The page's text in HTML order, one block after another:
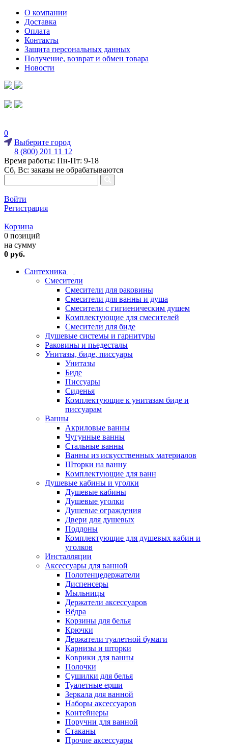
О компании
Доставка
Оплата
Контакты
Защита персональных данных
Получение, возврат и обмен товара
Новости
0
Выберите город
8 (800) 201 11 12
Время работы: Пн-Пт: 9-18
Сб, Вс: заказы не обрабатываются
Войти
Регистрация
Корзина
0 позиций
на сумму
0 руб.
Сантехника
Смесители
Смесители для раковины
Смесители для ванны и душа
Смесители с гигиеническим душем
Комплектующие для смесителей
Смесители для биде
Душевые системы и гарнитуры
Раковины и пьедесталы
Унитазы, биде, писсуары
Унитазы
Биде
Писсуары
Сиденья
Комплектующие к унитазам биде и
писсуарам
Ванны
Акриловые ванны
Чугунные ванны
Стальные ванны
Ванны из искусственных материалов
Шторки на ванну
Комплектующие для ванн
Душевые кабины и уголки
Душевые кабины
Душевые уголки
Душевые ограждения
Двери для душевых
Поддоны
Комплектующие для душевых кабин и
уголков
Инсталляции
Аксессуары для ванной
Полотенцедержатели
Диспенсеры
Мыльницы
Держатели аксессуаров
Вёдра
Корзины для белья
Крючки
Держатели туалетной бумаги
Карнизы и шторки
Коврики для ванны
Полочки
Сушилки для белья
Туалетные ерши
Зеркала для ванной
Наборы аксессуаров
Контейнеры
Поручни для ванной
Стаканы
Прочие аксессуары